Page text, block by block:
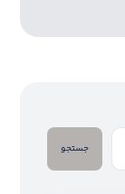
جستجو